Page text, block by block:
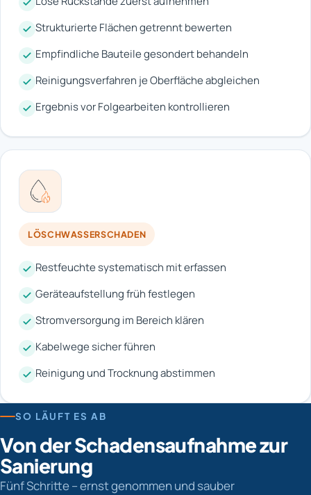
Strukturierte Flächen getrennt bewerten
Empfindliche Bauteile gesondert behandeln
Reinigungsverfahren je Oberfläche abgleichen
Ergebnis vor Folgearbeiten kontrollieren
LÖSCHWASSERSCHADEN
Restfeuchte systematisch mit erfassen
Geräteaufstellung früh festlegen
Stromversorgung im Bereich klären
Kabelwege sicher führen
Reinigung und Trocknung abstimmen
SO LÄUFT ES AB
Von der Schadensaufnahme zur
Sanierung
Fünf Schritte – ernst genommen und sauber